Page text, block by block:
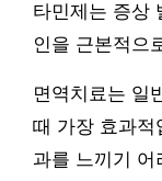
타민제는 증상
인을 근본적으
면역치료는 일
때 가장 효과적
과를 느끼기 어